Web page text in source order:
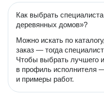
Как выбрать
деревянных домов»?
Можно искать по
заказ — тогда
Чтобы выбрать лучшего
в профиль исполнителя
и примеры работ.